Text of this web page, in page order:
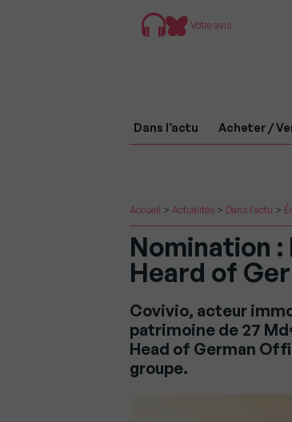
Votre avis
Dans l’actu Acheter /
Accueil > Actualités > Dans l'actu >
Nomination
Heard of
Covivio, acteur
patrimoine de 27
Head of German
groupe.